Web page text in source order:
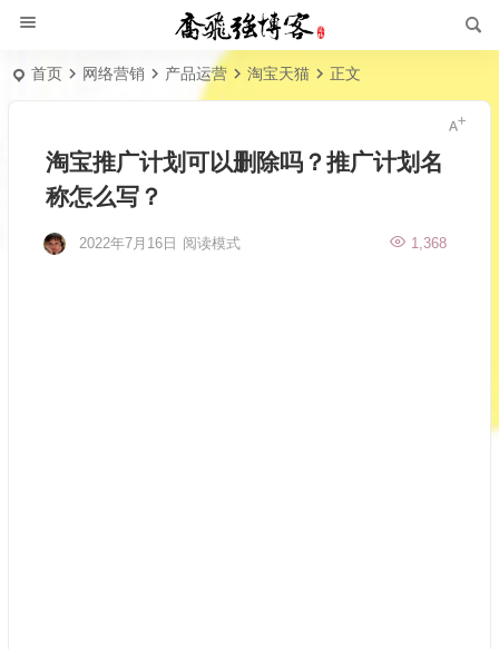
首页 网络营销 产品运营 淘宝天猫 正文
淘宝推广计划可以删除吗？推广计划名
称怎么写？
2022年7月16日 1,368
阅读模式